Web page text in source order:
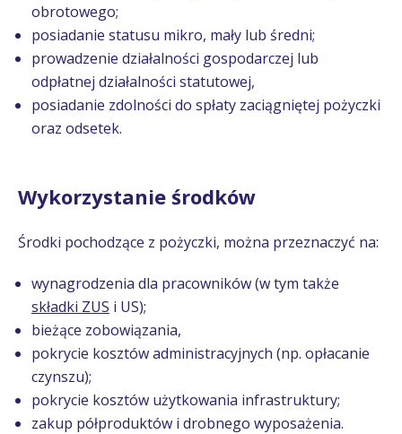
obrotowego;
posiadanie statusu mikro, mały lub średni;
prowadzenie działalności gospodarczej lub
odpłatnej działalności statutowej,
posiadanie zdolności do spłaty zaciągniętej pożyczki
oraz odsetek.
Wykorzystanie środków
Środki pochodzące z pożyczki, można przeznaczyć na:
wynagrodzenia dla pracowników (w tym także
składki ZUS i US);
bieżące zobowiązania,
pokrycie kosztów administracyjnych (np. opłacanie
czynszu);
pokrycie kosztów użytkowania infrastruktury;
zakup półproduktów i drobnego wyposażenia.